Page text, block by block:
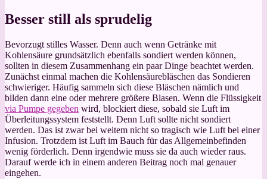
Besser still als sprudelig
Bevorzugt stilles Wasser. Denn auch wenn Getränke mit
Kohlensäure grundsätzlich ebenfalls sondiert werden können,
sollten in diesem Zusammenhang ein paar Dinge beachtet werden.
Zunächst einmal machen die Kohlensäurebläschen das Sondieren
schwieriger. Häufig sammeln sich diese Bläschen nämlich und
bilden dann eine oder mehrere größere Blasen. Wenn die Flüssigkeit
via Pumpe gegeben wird, blockiert diese, sobald sie Luft im
Überleitungssystem feststellt. Denn Luft sollte nicht sondiert
werden. Das ist zwar bei weitem nicht so tragisch wie Luft bei einer
Infusion. Trotzdem ist Luft im Bauch für das Allgemeinbefinden
wenig förderlich. Denn irgendwie muss sie da auch wieder raus.
Darauf werde ich in einem anderen Beitrag noch mal genauer
eingehen.